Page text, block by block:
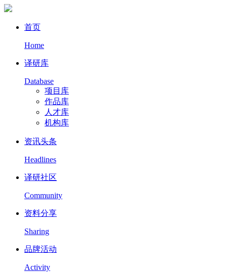
首页
Home
译研库
Database
项目库
作品库
人才库
机构库
资讯头条
Headlines
译研社区
Community
资料分享
Sharing
品牌活动
Activity